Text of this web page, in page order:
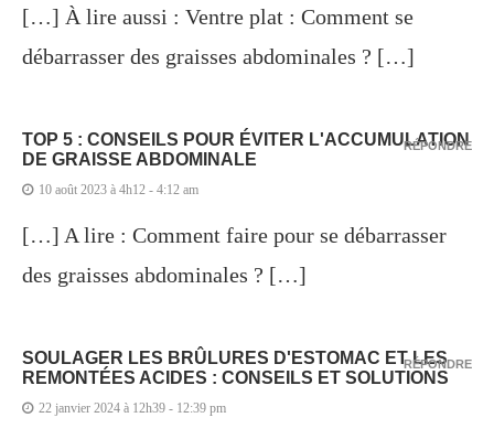
[…] À lire aussi : Ventre plat : Comment se
débarrasser des graisses abdominales ? […]
TOP 5 : CONSEILS POUR ÉVITER L'ACCUMULATION
DE GRAISSE ABDOMINALE
10 août 2023 à 4h12 - 4:12 am
[…] A lire : Comment faire pour se débarrasser
des graisses abdominales ? […]
RÉPONDRE
SOULAGER LES BRÛLURES D'ESTOMAC ET LES
REMONTÉES ACIDES : CONSEILS ET SOLUTIONS
22 janvier 2024 à 12h39 - 12:39 pm
RÉPONDRE